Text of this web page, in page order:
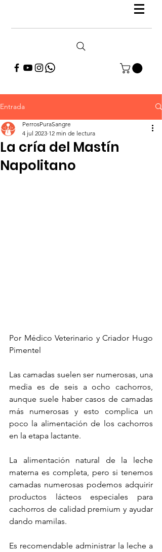
Entrada
La cría del Mastín
Napolitano
PerrosPuraSangre
4 jul 2023 12 min de lectura
Por Médico Veterinario y Criador Hugo
Pimentel
Las camadas suelen ser numerosas, una
media es de seis a ocho cachorros,
aunque suele haber casos de camadas
más numerosas y esto complica un
poco la alimentación de los cachorros
en la etapa lactante.
La alimentación natural de la leche
materna es completa, pero si tenemos
camadas numerosas podemos adquirir
productos lácteos especiales para
cachorros de calidad premium y ayudar
dando mamilas.
Es recomendable administrar la leche a